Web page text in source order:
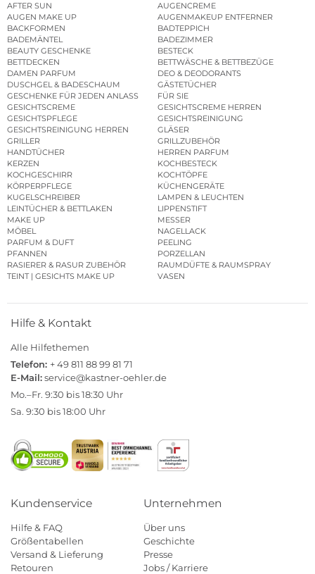
AFTER SUN
AUGENCREME
AUGEN MAKE UP
AUGENMAKEUP ENTFERNER
BACKFORMEN
BADTEPPICH
BADEMÄNTEL
BADEZIMMER
BEAUTY GESCHENKE
BESTECK
BETTDECKEN
BETTWÄSCHE & BETTBEZÜGE
DAMEN PARFUM
DEO & DEODORANTS
DUSCHGEL & BADESCHAUM
GÄSTETÜCHER
GESCHENKE FÜR JEDEN ANLASS
FÜR SIE
GESICHTSCREME
GESICHTSCREME HERREN
GESICHTSPFLEGE
GESICHTSREINIGUNG
GESICHTSREINIGUNG HERREN
GLÄSER
GRILLER
GRILLZUBEHÖR
HANDTÜCHER
HERREN PARFUM
KERZEN
KOCHBESTECK
KOCHGESCHIRR
KOCHTÖPFE
KÖRPERPFLEGE
KÜCHENGERÄTE
KUGELSCHREIBER
LAMPEN & LEUCHTEN
LEINTÜCHER & BETTLAKEN
LIPPENSTIFT
MAKE UP
MESSER
MÖBEL
NAGELLACK
PARFUM & DUFT
PEELING
PFANNEN
PORZELLAN
RASIERER & RASUR ZUBEHÖR
RAUMDÜFTE & RAUMSPRAY
TEINT | GESICHTS MAKE UP
VASEN
Hilfe & Kontakt
Alle Hilfethemen
Telefon: + 49 811 88 99 81 71
E-Mail:service@kastner-oehler.de
Mo.–Fr. 9:30 bis 18:30 Uhr
Sa. 9:30 bis 18:00 Uhr
Kundenservice
Hilfe & FAQ
Größentabellen
Versand & Lieferung
Retouren
Unternehmen
Über uns
Geschichte
Presse
Jobs / Karriere